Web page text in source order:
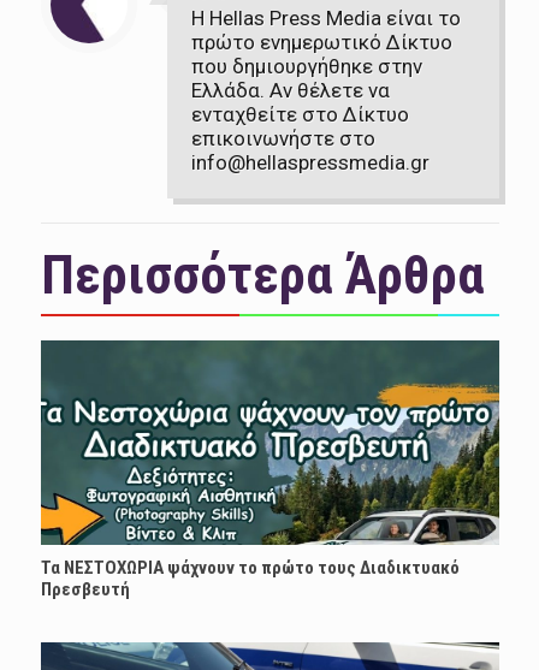
Η Hellas Press Media είναι το
πρώτο ενημερωτικό Δίκτυο
που δημιουργήθηκε στην
Ελλάδα. Αν θέλετε να
ενταχθείτε στο Δίκτυο
επικοινωνήστε στο
info@hellaspressmedia.gr
Περισσότερα Άρθρα
Τα ΝΕΣΤΟΧΩΡΙΑ ψάχνουν το πρώτο τους Διαδικτυακό
Πρεσβευτή